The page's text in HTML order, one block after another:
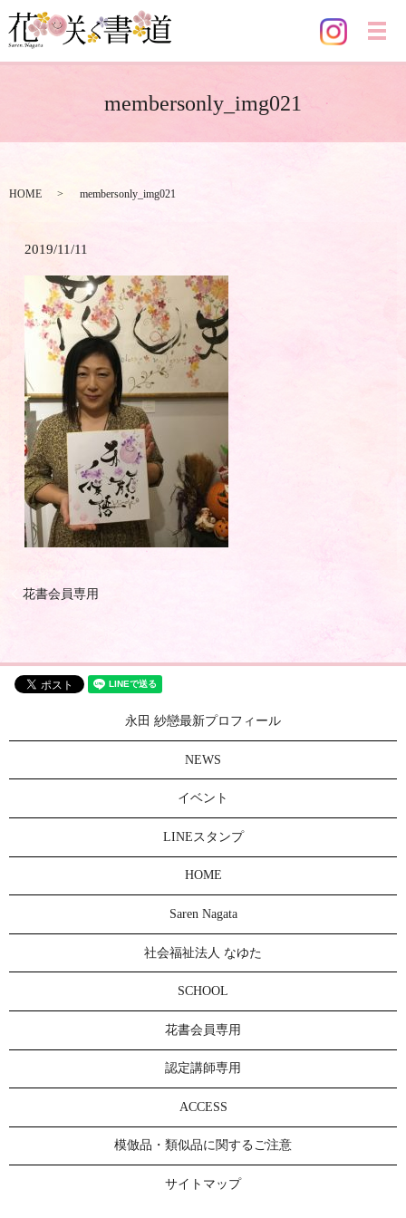
メ
membersonly_img021
HOME membersonly_img021
2019/11/11
花書会員専用
永田 紗戀最新プロフィール
NEWS
イベント
LINEスタンプ
HOME
Saren Nagata
社会福祉法人 なゆた
SCHOOL
花書会員専用
認定講師専用
ACCESS
模倣品・類似品に関するご注意
サイトマップ